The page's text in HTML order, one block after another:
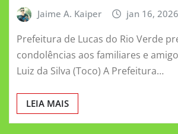
Jaime A. Kaiper jan 16, 2026
Prefeitura de Lucas do Rio Verde
condolências aos familiares e
Luiz da Silva (Toco) A Prefeitura…
LEIA MAIS